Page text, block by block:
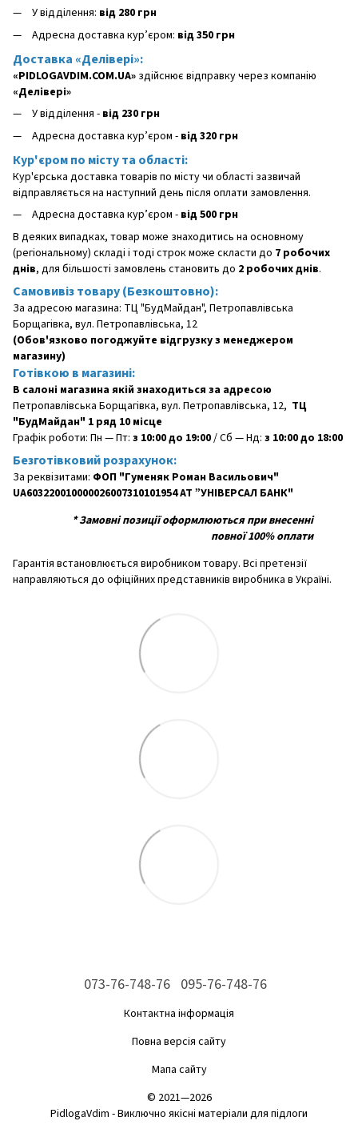
У відділення: від 280 грн
Адресна доставка кур’єром: від 350 грн
Доставка «Делівері»:
«PIDLOGAVDIM.COM.UA» здійснює відправку через компанію
«Делівері»
У відділення - від 230 грн
Адресна доставка кур’єром - від 320 грн
Кур'єром по місту та області:
Кур'єрська доставка товарів по місту чи області зазвичай
відправляється на наступний день після оплати замовлення.
Адресна доставка кур’єром - від 500 грн
В деяких випадках, товар може знаходитись на основному
(регіональному) складі і тоді строк може скласти до 7 робочих
днів, для більшості замовлень становить до 2 робочих днів.
Самовивіз товару (Безкоштовно):
За адресою магазина: ТЦ "БудМайдан", Петропавлівська
Борщагівка, вул. Петропавлівська, 12
(Обов'язково погоджуйте відгрузку з менеджером
магазину)
Готівкою в магазині:
В салоні магазина якій знаходиться за адресою
Петропавлівська Борщагівка, вул. Петропавлівська, 12, ТЦ
"БудМайдан" 1 ряд 10 місце
Графік роботи: Пн — Пт: з 10:00 до 19:00/ Сб — Нд: з 10:00 до 18:00
Безготівковий розрахунок:
За реквізитами: ФОП "Гуменяк Роман Васильович"
UA603220010000026007310101954 АТ ”УНІВЕРСАЛ БАНК"
*Замовні позиції оформлюються при внесенні
повної 100% оплати
Гарантія встановлюється виробником товару. Всі претензії
направляються до офіційних представників виробника в Україні.
073-76-748-76 095-76-748-76
Контактна інформація
Повна версія сайту
Мапа сайту
© 2021—2026
PidlogaVdim - Виключно якісні матеріали для підлоги